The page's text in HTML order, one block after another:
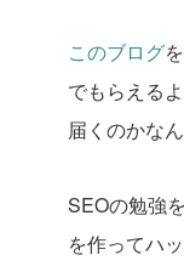
このブログ
でもらえる
届くのかな
SEOの勉強
を作ってハ